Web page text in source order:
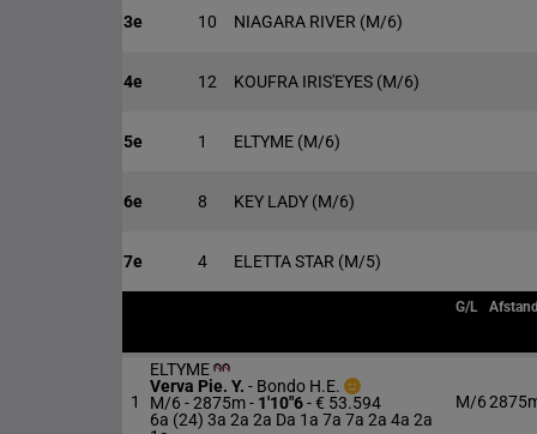
3e 10 NIAGARA RIVER (M/6)
4e 12 KOUFRA IRIS'EYES (M/6)
5e 1 ELTYME (M/6)
6e 8 KEY LADY (M/6)
7e 4 ELETTA STAR (M/5)
G/L Afstand
1
ELTYME
Verva Pie. Y. - Bondo H.E.
M/6 - 2875m- 1'10"6- € 53.594
6a (24) 3a 2a 2a Da 1a 7a 7a 2a 4a 2a
M/6